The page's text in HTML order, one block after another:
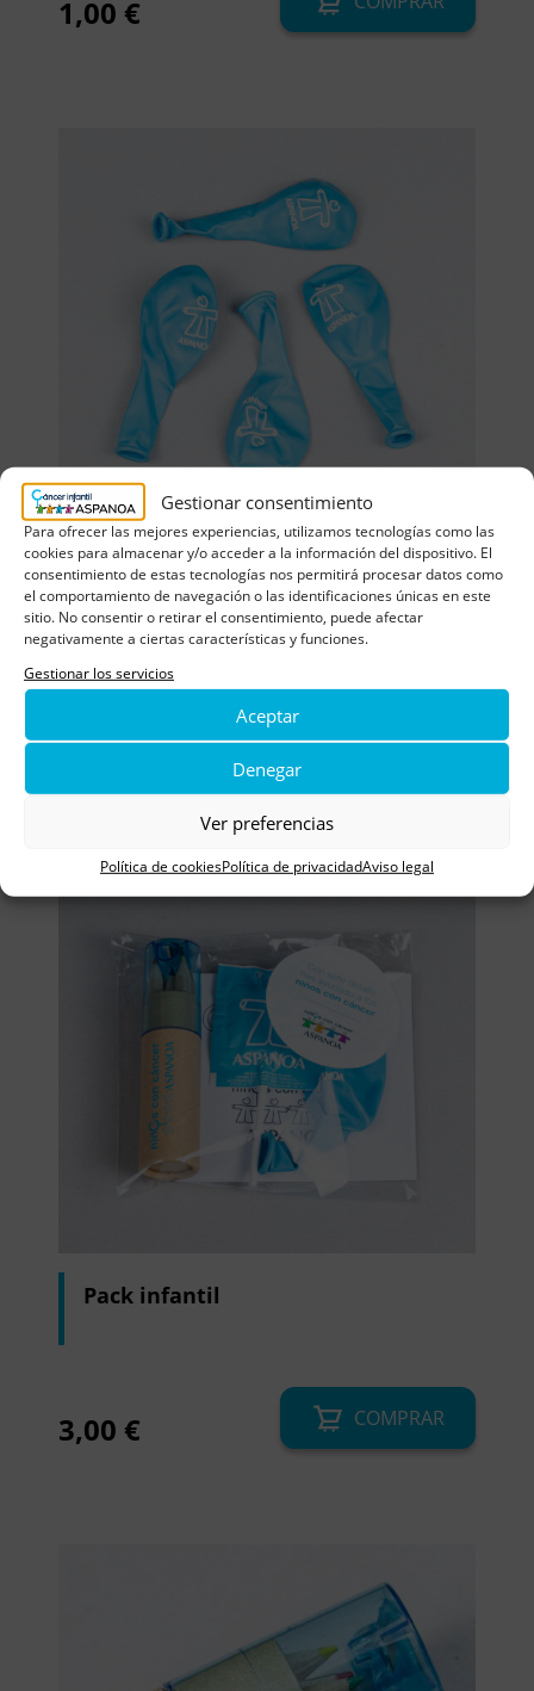
Gestionar consentimiento
Para ofrecer las mejores experiencias, utilizamos tecnologías como las
cookies para almacenar y/o acceder a la información del dispositivo. El
consentimiento de estas tecnologías nos permitirá procesar datos como
el comportamiento de navegación o las identificaciones únicas en este
sitio. No consentir o retirar el consentimiento, puede afectar
negativamente a ciertas características y funciones.
Gestionar los servicios
Aceptar
Denegar
Ver preferencias
Política de cookiesPolítica de privacidadAviso legal
1,00 €
Globo
Pack infantil
3,00 € COMPRAR